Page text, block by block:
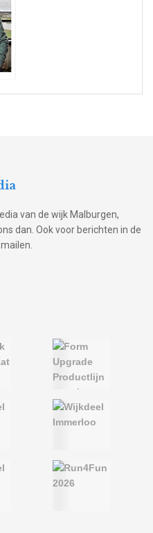
van de wijk Malburgen,
dan. Ook voor berichten in de